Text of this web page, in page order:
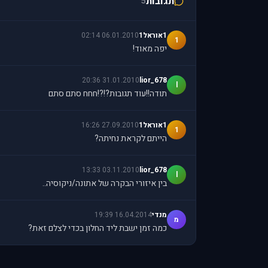
1 1אוראל1 06.01.2010 02:14
יפה מאוד!
l
lior_678
31.01.2010 20:36
תודה!!עוד תגובות?!?!חחח סתם סתם
1 1אוראל1 27.09.2010 16:26
הייתם לקראת נחיתה?
l
lior_678
03.11.2010 13:33
בין איזורי הבקרה של אתונה/ניקוסיה..
מ מנדי16.04.2014 19:39
כמה זמן ישבת ליד החלון בכדי לצלם זאת?